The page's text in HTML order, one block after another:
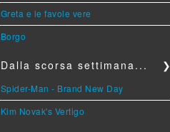
Greta e le favole vere
Borgo
Dalla scorsa settimana... ❯
Spider-Man - Brand New Day
Kim Novak's Vertigo